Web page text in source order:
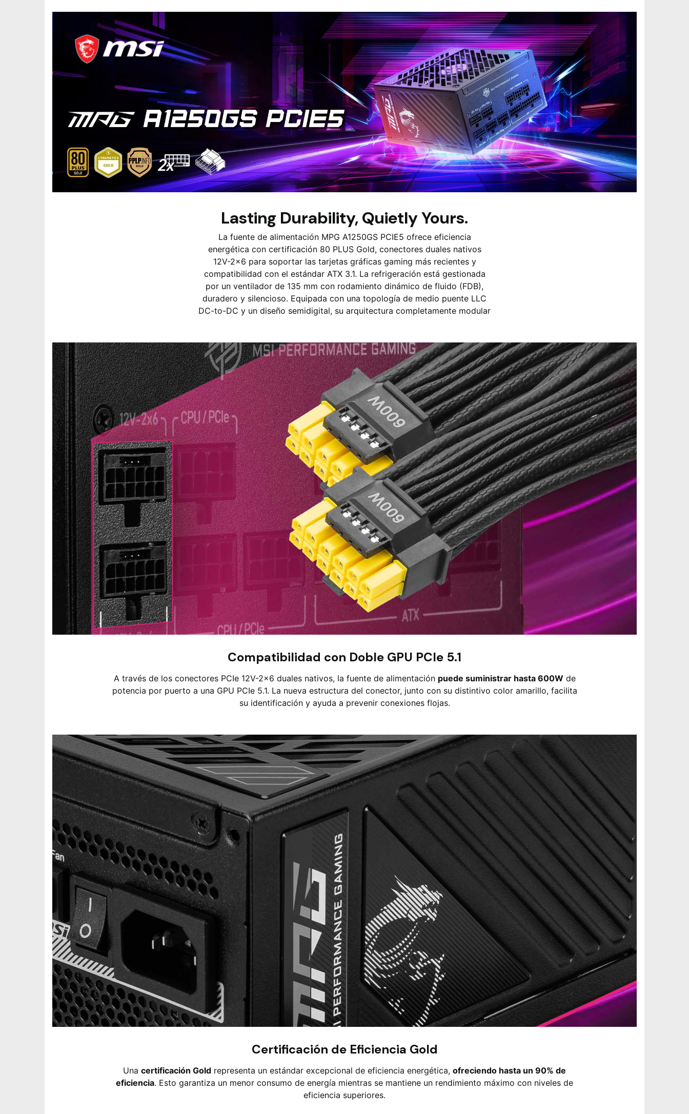
Lasting Durability, Quietly Yours.
La fuente de alimentación MPG A1250GS PCIE5 ofrece eficiencia
energética con certificación 80 PLUS Gold, conectores duales nativos
12V-2x6 para soportar las tarjetas gráficas gaming más recientes y
compatibilidad con el estándar ATX 3.1. La refrigeración está gestionada
por un ventilador de 135 mm con rodamiento dinámico de fluido (FDB),
duradero y silencioso. Equipada con una topología de medio puente LLC
DC-to-DC y un diseño semidigital, su arquitectura completamente modular
Compatibilidad con Doble GPU PCIe 5.1
A través de los conectores PCIe 12V-2x6 duales nativos, la fuente de alimentación puede suministrar hasta 600Wde
potencia por puerto a una GPU PCIe 5.1. La nueva estructura del conector, junto con su distintivo color amarillo, facilita
su identificación y ayuda a prevenir conexiones flojas.
Certificación de Eficiencia Gold
Una certificación Gold representa un estándar excepcional de eficiencia energética, ofreciendo hasta un 90% de
eficiencia. Esto garantiza un menor consumo de energía mientras se mantiene un rendimiento máximo con niveles de
eficiencia superiores.